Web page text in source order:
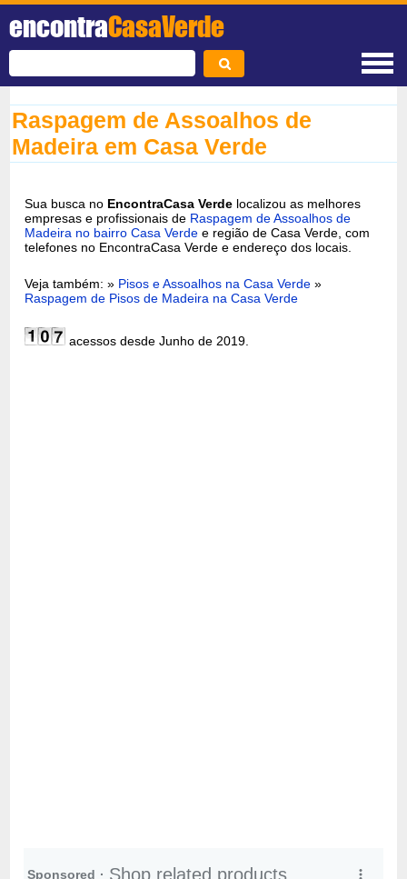
encontraCasaVerde
Raspagem de Assoalhos de
Madeira em Casa Verde
Sua busca no EncontraCasa Verde localizou as melhores
empresas e profissionais de Raspagem de Assoalhos de
Madeira no bairro Casa Verde e região de Casa Verde, com
telefones no EncontraCasa Verde e endereço dos locais.
Veja também: » Pisos e Assoalhos na Casa Verde »
Raspagem de Pisos de Madeira na Casa Verde
acessos desde Junho de 2019.